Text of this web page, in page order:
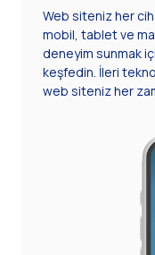
Web siteniz her
mobil, tablet ve
deneyim sunmak
keşfedin. İleri
web siteniz her